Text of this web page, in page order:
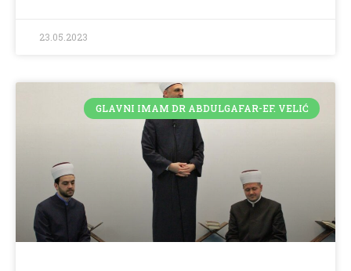
23.05.2023
GLAVNI IMAM DR ABDULGAFAR-EF. VELIĆ